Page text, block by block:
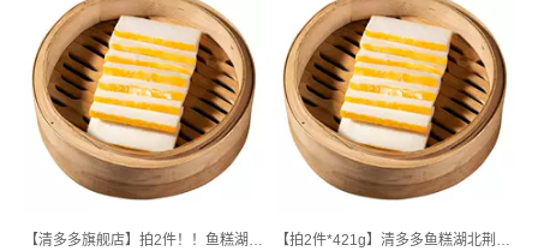
【清多多旗舰店】拍2件！！鱼糕湖北荆州特产421g*2 【拍2件*421g】清多多鱼糕湖北荆州特产